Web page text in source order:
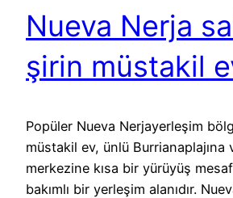
Nueva Nerja
şirin müstakil
Popüler Nueva Nerjayerleşim
müstakil ev, ünlü Burrianaplajına
merkezine kısa bir yürüyüş
bakımlı bir yerleşim alanıdır.